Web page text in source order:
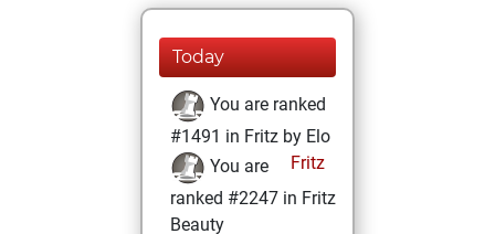
Today
You are ranked
#1491 in Fritz by Elo
Fritz
You are
ranked #2247 in Fritz
Beauty